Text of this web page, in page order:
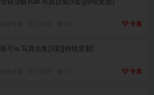
雪猫雪貓Yuki 写真合集[5套][持续更新]
专属
洛可ss 写真合集[3套][持续更新]
专属